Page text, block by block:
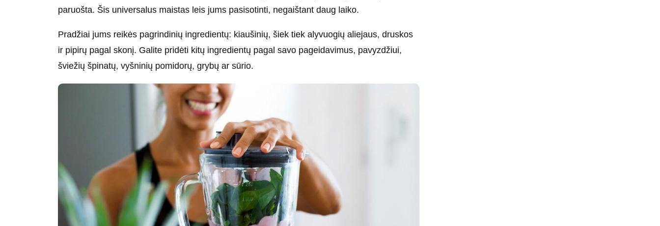
paruošta. Šis universalus maistas leis jums pasisotinti, negaištant daug laiko.
Pradžiai jums reikės pagrindinių ingredientų: kiaušinių, šiek tiek alyvuogių aliejaus, druskos
ir pipirų pagal skonį. Galite pridėti kitų ingredientų pagal savo pageidavimus, pavyzdžiui,
šviežių špinatų, vyšninių pomidorų, grybų ar sūrio.